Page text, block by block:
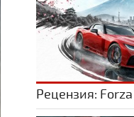
Рецензия: